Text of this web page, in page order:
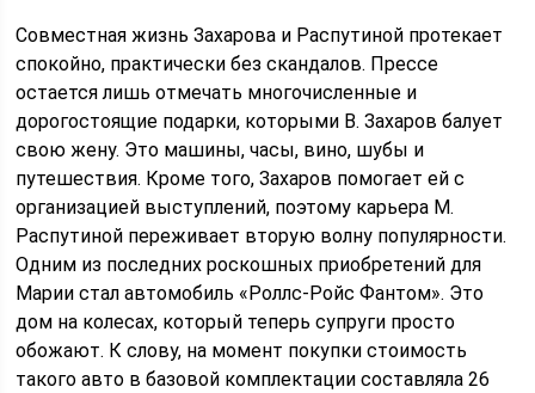
Совместная жизнь Захарова и Распутиной протекает
спокойно, практически без скандалов. Прессе
остается лишь отмечать многочисленные и
дорогостоящие подарки, которыми В. Захаров балует
свою жену. Это машины, часы, вино, шубы и
путешествия. Кроме того, Захаров помогает ей с
организацией выступлений, поэтому карьера М.
Распутиной переживает вторую волну популярности.
Одним из последних роскошных приобретений для
Марии стал автомобиль «Роллс-Ройс Фантом». Это
дом на колесах, который теперь супруги просто
обожают. К слову, на момент покупки стоимость
такого авто в базовой комплектации составляла 26